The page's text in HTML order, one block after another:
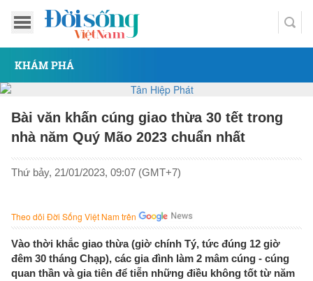
KHÁM PHÁ
Bài văn khấn cúng giao thừa 30 tết trong
nhà năm Quý Mão 2023 chuẩn nhất
Thứ bảy, 21/01/2023, 09:07 (GMT+7)
Theo dõi Đời Sống Việt Nam trên
Vào thời khắc giao thừa (giờ chính Tý, tức đúng 12 giờ
đêm 30 tháng Chạp), các gia đình làm 2 mâm cúng - cúng
quan thần và gia tiên để tiễn những điều không tốt từ năm